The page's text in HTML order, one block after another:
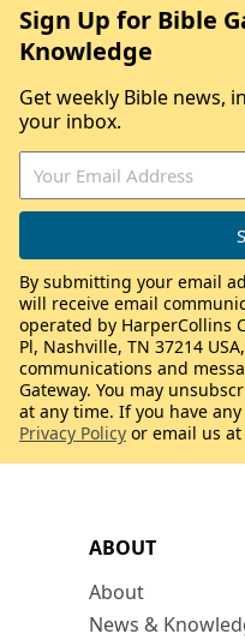
ABOUT
About
News &
Sign Up for Bible
Knowledge
Get weekly Bible news,
your inbox.
By submitting your email
will receive email
operated by HarperCollins
Pl, Nashville, TN 37214
communications and
Gateway. You may
at any time. If you have
Privacy Policy or email us at